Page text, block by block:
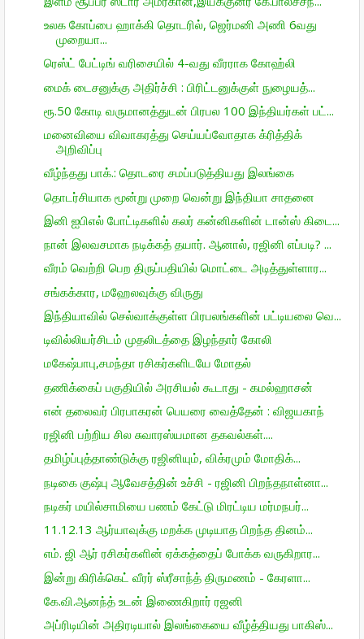
உலக கோப்பை ஹாக்கி தொடரில், ஜெர்மனி அணி 6வது
முறையா...
ரெஸ்ட் பேட்டிங் வரிசையில் 4-வது வீரராக கோஹ்லி
மைக் டைசனுக்கு அதிர்ச்சி : பிரிட்டனுக்குள் நுழையத்...
ரூ.50 கோடி வருமானத்துடன் பிரபல 100 இந்தியர்கள் பட்...
மனைவியை விவாகரத்து செய்யப்வோதாக க்ரித்திக்
அறிவிப்பு
வீழ்ந்தது பாக்.: தொடரை சமப்படுத்தியது இலங்கை
தொடர்சியாக மூன்று முறை வென்று இந்தியா சாதனை
இனி ஐபிஎல் போட்டிகளில் கலர் கன்னிகளின் டான்ஸ் கிடை...
நான் இலவசமாக நடிக்கத் தயார். ஆனால், ரஜினி எப்படி? ...
வீரம் வெற்றி பெற திருப்பதியில் மொட்டை அடித்துள்ளார...
சங்கக்கார, மஹேலவுக்கு விருது
இந்தியாவில் செல்வாக்குள்ள பிரபலங்களின் பட்டியலை வெ...
டிவில்லியர்சிடம் முதலிடத்தை இழந்தார் கோலி
மகேஷ்பாபு,சமந்தா ரசிகர்களிடயே மோதல்
தணிக்கைப் பகுதியில் அரசியல் கூடாது - கமல்ஹாசன்
என் தலைவர் பிரபாகரன் பெயரை வைத்தேன் : விஜயகாந்
ரஜினி பற்றிய சில சுவாரஸ்யமான தகவல்கள்....
தமிழ்ப்புத்தாண்டுக்கு ரஜினியும், விக்ரமும் மோதிக்...
நடிகை குஷ்பு ஆவேசத்தின் உச்சி - ரஜினி பிறந்தநாள்னா...
நடிகர் மயில்சாமியை பணம் கேட்டு மிரட்டிய மர்மநபர்...
11.12.13 ஆர்யாவுக்கு மறக்க முடியாத பிறந்த தினம்...
எம்‌. ஜி ஆர் ரசிகர்களின் ஏக்கத்தைப் போக்க வருகிறார...
இன்று கிரிக்கெட் வீரர் ஸ்ரீசாந்த் திருமணம் - கேரளா...
கே.வி.ஆனந்த் உடன் இணைகிறார் ரஜனி
அப்ரிடியின் அதிரடியால் இலங்கையை வீழ்த்தியது பாகிஸ்...